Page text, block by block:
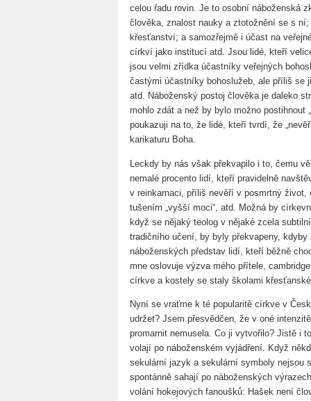
celou řadu rovin. Je to osobní náboženská
člověka, znalost nauky a ztotožnění se s
křesťanství; a samozřejmě i účast na
církví jako institucí atd. Jsou lidé, kteří
jsou velmi zřídka účastníky veřejných
častými účastníky bohoslužeb, ale příliš se
atd. Náboženský postoj člověka je daleko
mohlo zdát a než by bylo možno postihnout
poukazuji na to, že lidé, kteří tvrdí, že
karikaturu Boha.
Leckdy by nás však překvapilo i to, čemu
nemalé procento lidí, kteří pravidelně
v reinkarnaci, příliš nevěří v posmrtný
tušením „vyšší moci“, atd. Možná by
když se nějaký teolog v nějaké zcela
tradičního učení, by byly překvapeny,
náboženských představ lidí, kteří běžně
mne oslovuje výzva mého přítele,
církve a kostely se staly školami
Nyní se vraťme k té popularitě církve v
udržet? Jsem přesvědčen, že v oné
promarnit nemusela. Co ji vytvořilo? Jistě i
volají po náboženském vyjádření. Když
sekulární jazyk a sekulární symboly nejsou
spontánně sahají po náboženských
volání hokejových fanoušků: Hašek není